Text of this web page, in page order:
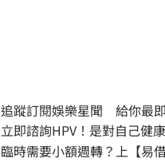
追蹤訂閱娛樂星聞 給你最
立即諮詢HPV！是對自己健
臨時需要小額週轉？上【易